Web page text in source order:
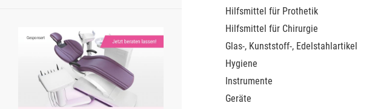
Gesponsert
Hilfsmittel für Prothetik
Hilfsmittel für Chirurgie
Glas-, Kunststoff-, Edelstahlartikel
Hygiene
Instrumente
Geräte